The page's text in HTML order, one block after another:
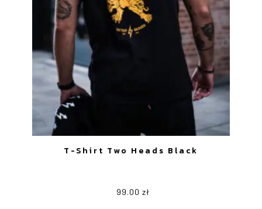
T-Shirt Two Heads Black
99.00zł
Ten